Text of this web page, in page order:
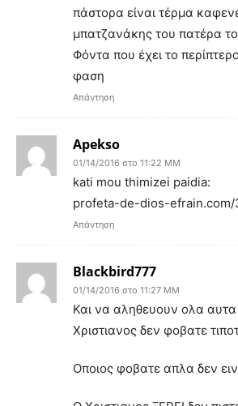
πάστορα είναι τέρμα
μπατζανάκης του πατέρα
Φόντα που έχει το
φαση
Απάντηση
Apekso
01/14/2016 στο 11:22 ΜΜ
kati mou thimizei paidia:
profeta-de-dios-efrain.com/
Απάντηση
Blackbird777
01/14/2016 στο 11:27 ΜΜ
Και να αληθευουν ολα
Χριστιανος δεν φοβατε
Οποιος φοβατε απλα δεν